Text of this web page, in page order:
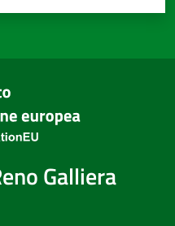
Galliera